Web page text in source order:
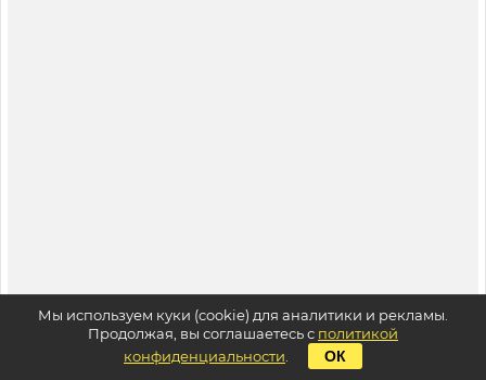
Мы используем куки (cookie) для аналитики и рекламы.
Продолжая, вы соглашаетесь с политикой
конфиденциальности
ОК